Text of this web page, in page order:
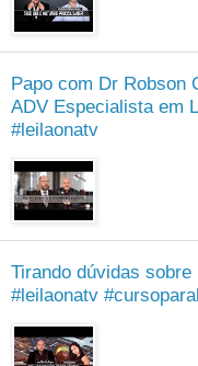
Papo com Dr Robson
ADV Especialista em
#leilaonatv
Tirando dúvidas sobre
#leilaonatv